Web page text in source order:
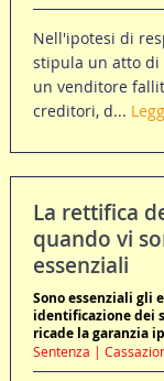
Nell'ipotesi di
stipula un atto
un venditore
creditori, d...
La rettifica
quando vi
essenziali
Sono essenziali gli
identificazione dei
ricade la garanzia
Sentenza |